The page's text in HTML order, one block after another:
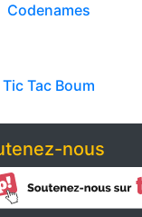
Codenames
Tic Tac Boum
nous